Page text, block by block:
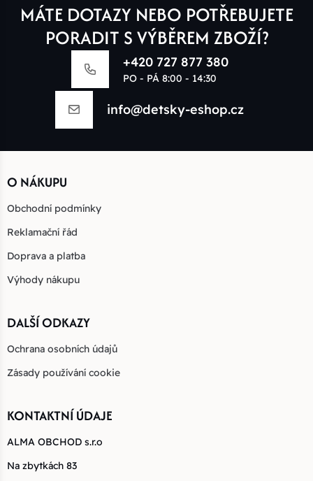
MÁTE DOTAZY NEBO POTŘEBUJETE
PORADIT S VÝBĚREM ZBOŽÍ?
+420 727 877 380
PO - PÁ 8:00 - 14:30
info@detsky-eshop.cz
O NÁKUPU
Obchodní podmínky
Reklamační řád
Doprava a platba
Výhody nákupu
DALŠÍ ODKAZY
Ochrana osobních údajů
Zásady používání cookie
KONTAKTNÍ ÚDAJE
ALMA OBCHOD s.r.o
Na zbytkách 83